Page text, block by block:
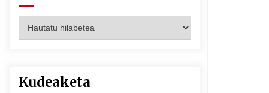
Kudeaketa